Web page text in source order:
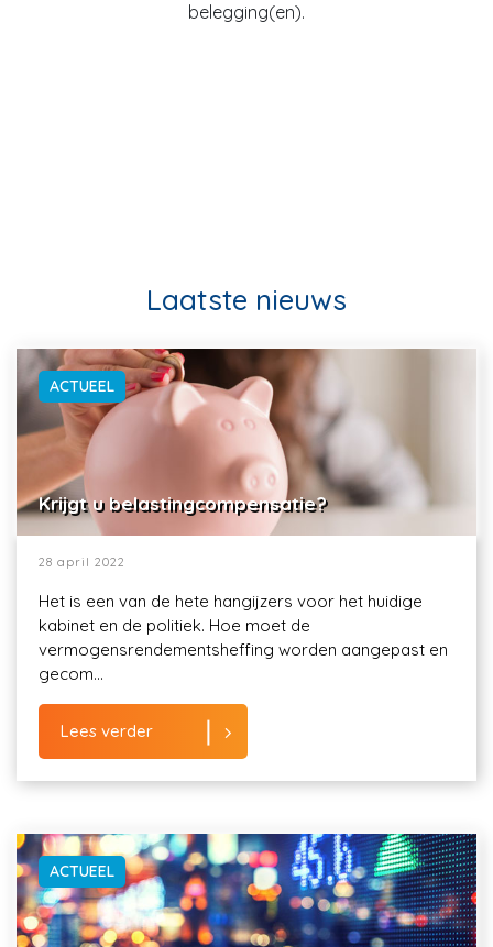
belegging(en).
Laatste nieuws
ACTUEEL
Krijgt u belastingcompensatie?
28 april 2022
Het is een van de hete hangijzers voor het huidige
kabinet en de politiek. Hoe moet de
vermogensrendementsheffing worden aangepast en
gecom...
Lees verder
ACTUEEL